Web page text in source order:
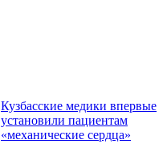
Кузбасские медики впервые
установили пациентам
«механические сердца»